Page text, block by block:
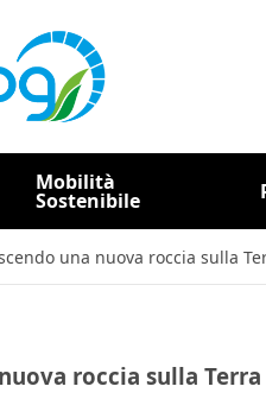
Mobilità
Sostenibile
una nuova roccia sulla
roccia sulla